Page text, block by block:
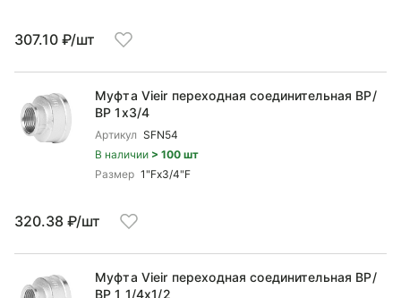
307.10 ₽/шт
Муфта Vieir переходная соединительная ВР/
ВР 1x3/4
Артикул SFN54
В наличии > 100 шт
Размер 1"Fx3/4"F
320.38 ₽/шт
Муфта Vieir переходная соединительная ВР/
ВР 1 1/4x1/2